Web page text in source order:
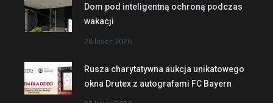
Dom pod inteligentną ochroną podczas
wakacji
28 lipiec 2026
Rusza charytatywna aukcja unikatowego
okna Drutex z autografami FC Bayern